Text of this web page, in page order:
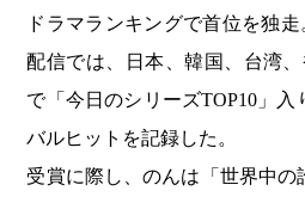
ドラマランキングで首位を独
配信では、日本、韓国、台湾
で「今日のシリーズTOP10」
バルヒットを記録した。
受賞に際し、のんは「世界中